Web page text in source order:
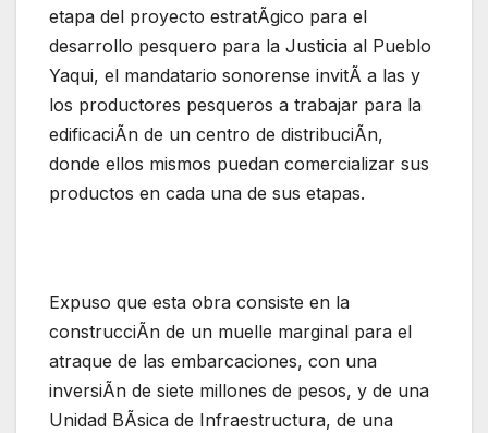
etapa del proyecto estratÃgico para el
desarrollo pesquero para la Justicia al Pueblo
Yaqui, el mandatario sonorense invitÃ a las y
los productores pesqueros a trabajar para la
edificaciÃn de un centro de distribuciÃn,
donde ellos mismos puedan comercializar sus
productos en cada una de sus etapas.
Expuso que esta obra consiste en la
construcciÃn de un muelle marginal para el
atraque de las embarcaciones, con una
inversiÃn de siete millones de pesos, y de una
Unidad BÃsica de Infraestructura, de una